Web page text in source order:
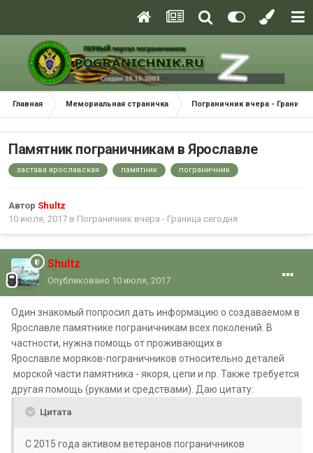
Главная Мемориальная страничка Пограничник вчера - Граница
Памятник пограничникам в Ярославле
застава ярославская памятник пограничник
Автор Shultz
10 июля, 2017 в Пограничник вчера - Граница сегодня
Shultz
Опубликовано 10 июля, 2017
Один знакомый попросил дать информацию о создаваемом в
Ярославле памятнике пограничникам всех поколений. В
частности, нужна помощь от проживающих в
Ярославле моряков-пограничников относительно деталей
морской части памятника - якоря, цепи и пр. Также требуется
другая помощь (руками и средствами). Даю цитату:
Цитата
С 2015 года активом ветеранов пограничников